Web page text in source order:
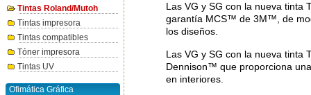
Tintas Roland/Mutoh
Tintas impresora
Tintas compatibles
Tóner impresora
Tintas UV
Ofimática Gráfica
Las VG y SG con la nueva tinta
garantía MCS™ de 3M™, de
los diseños.
Las VG y SG con la nueva tinta
Dennison™ que proporciona
en interiores.